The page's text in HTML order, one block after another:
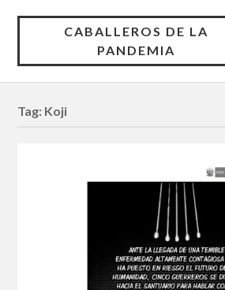
CABALLEROS DE LA
PANDEMIA
Tag: Koji